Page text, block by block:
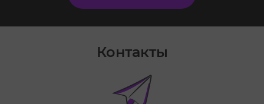
Контакты